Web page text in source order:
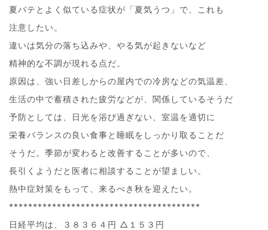
夏バテとよく似ている症状が「夏気うつ」で、これも
注意したい。
違いは気分の落ち込みや、やる気が起きないなど
精神的な不調が現れる点だ。
原因は、強い日差しからの屋内での冷房などの気温差、
生活の中で蓄積された疲労などが、関係しているそうだ
予防としては、日光を浴び過ぎない、室温を適切に
栄養バランスの良い食事と睡眠をしっかり取ることだ
そうだ。季節が変わると改善することが多いので、
長引くようだと医者に相談することが望ましい。
熱中症対策をもって、来るべき秋を迎えたい。
****************************************
日経平均は、３８３６４円 △１５３円